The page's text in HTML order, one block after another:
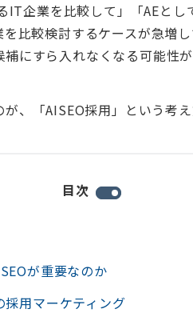
IT企業を比較して」「AEと
比較検討するケースが急増
にすら入れなくなる可能性が
、「AISEO採用」という考え
目次
が重要なのか
用マーケティング